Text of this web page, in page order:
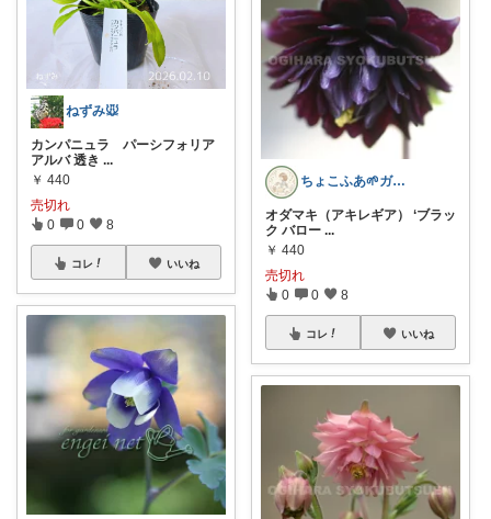
ねずみ🐭
カンパニュラ パーシフォリア
アルバ 透き ...
￥ 440
売切れ
0 0 8
コレ いいね
ちょこふあ🌱ガーデニング雑貨🪷花🍃
オダマキ（アキレギア） ‘ブラッ
ク バロー ...
￥ 440
売切れ
0 0 8
コレ いいね